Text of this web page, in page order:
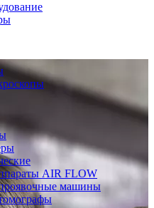
AIR FLOW
машины